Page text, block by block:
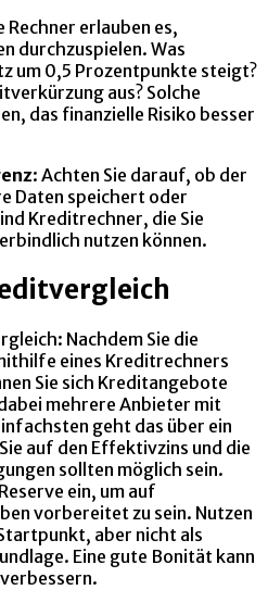
Rechner erlauben es,
durchzuspielen. Was
um 0,5 Prozentpunkte steigt?
aus? Solche
das finanzielle Risiko besser
: Achten Sie darauf, ob der
Daten speichert oder
Kreditrechner, die Sie
nutzen können.
Nachdem Sie die
eines Kreditrechners
Sie sich Kreditangebote
mehrere Anbieter mit
geht das über ein
auf den Effektivzins und die
sollten möglich sein.
ein, um auf
vorbereitet zu sein. Nutzen
aber nicht als
Eine gute Bonität kann